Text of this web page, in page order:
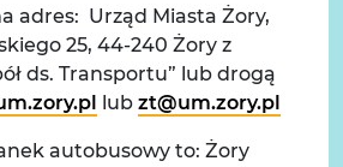
adres: Urząd Miasta Żory,
25, 44-240 Żory z
ds. Transportu” lub drogą
lub zt@um.zory.pl
autobusowy to: Żory